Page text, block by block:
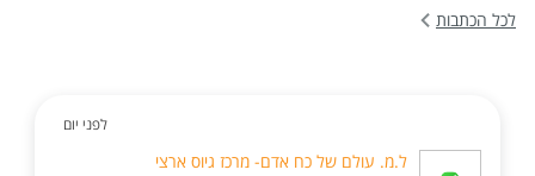
לכל הכתבות
לפני יום
ל.מ. עולם של כח אדם- מרכז גיוס ארצי